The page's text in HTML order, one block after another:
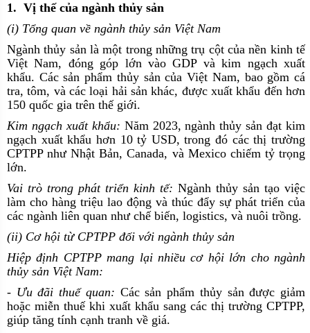
1. Vị thế của ngành thủy sản
(i) Tổng quan về ngành thủy sản Việt Nam
Ngành thủy sản là một trong những trụ cột của nền kinh tế
Việt Nam, đóng góp lớn vào GDP và kim ngạch xuất
khẩu. Các sản phẩm thủy sản của Việt Nam, bao gồm cá
tra, tôm, và các loại hải sản khác, được xuất khẩu đến hơn
150 quốc gia trên thế giới.
Kim ngạch xuất khẩu: Năm 2023, ngành thủy sản đạt kim
ngạch xuất khẩu hơn 10 tỷ USD, trong đó các thị trường
CPTPP như Nhật Bản, Canada, và Mexico chiếm tỷ trọng
lớn.
Vai trò trong phát triển kinh tế: Ngành thủy sản tạo việc
làm cho hàng triệu lao động và thúc đẩy sự phát triển của
các ngành liên quan như chế biến, logistics, và nuôi trồng.
(ii) Cơ hội từ CPTPP đối với ngành thủy sản
Hiệp định CPTPP mang lại nhiều cơ hội lớn cho ngành
thủy sản Việt Nam:
- Ưu đãi thuế quan: Các sản phẩm thủy sản được giảm
hoặc miễn thuế khi xuất khẩu sang các thị trường CPTPP,
giúp tăng tính cạnh tranh về giá.